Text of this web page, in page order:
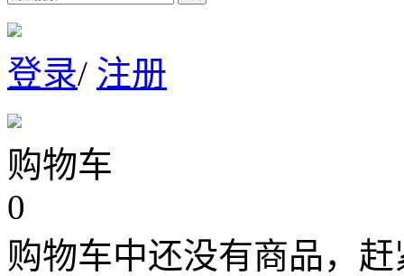
登录/ 注册
购物车
0
购物车中还没有商品，